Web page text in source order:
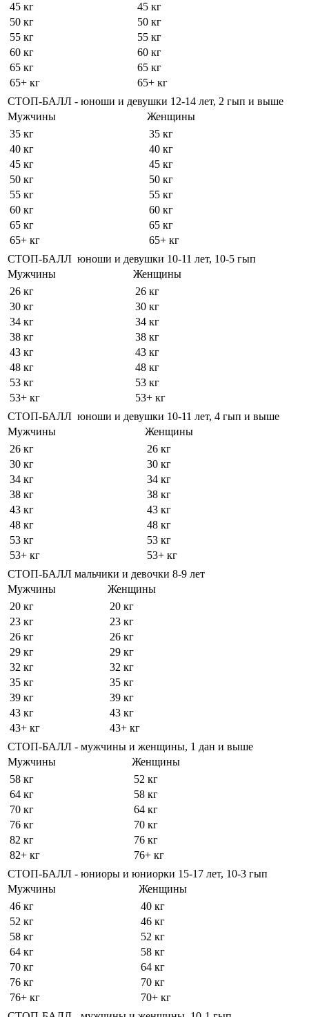
45 кг
50 кг
55 кг
60 кг
65 кг
65+ кг
45 кг
50 кг
55 кг
60 кг
65 кг
65+ кг
СТОП-БАЛЛ - юноши и девушки 12-14 лет, 2 гып и выше
Мужчины
Женщины
35 кг
40 кг
45 кг
50 кг
55 кг
60 кг
65 кг
65+ кг
35 кг
40 кг
45 кг
50 кг
55 кг
60 кг
65 кг
65+ кг
СТОП-БАЛЛ юноши и девушки 10-11 лет, 10-5 гып
Мужчины
Женщины
26 кг
30 кг
34 кг
38 кг
43 кг
48 кг
53 кг
53+ кг
26 кг
30 кг
34 кг
38 кг
43 кг
48 кг
53 кг
53+ кг
СТОП-БАЛЛ юноши и девушки 10-11 лет, 4 гып и выше
Мужчины
Женщины
26 кг
30 кг
34 кг
38 кг
43 кг
48 кг
53 кг
53+ кг
26 кг
30 кг
34 кг
38 кг
43 кг
48 кг
53 кг
53+ кг
СТОП-БАЛЛ мальчики и девочки 8-9 лет
Мужчины
Женщины
20 кг
23 кг
26 кг
29 кг
32 кг
35 кг
39 кг
43 кг
43+ кг
20 кг
23 кг
26 кг
29 кг
32 кг
35 кг
39 кг
43 кг
43+ кг
СТОП-БАЛЛ - мужчины и женщины, 1 дан и выше
Мужчины
Женщины
58 кг
64 кг
70 кг
76 кг
82 кг
82+ кг
52 кг
58 кг
64 кг
70 кг
76 кг
76+ кг
СТОП-БАЛЛ - юниоры и юниорки 15-17 лет, 10-3 гып
Мужчины
Женщины
46 кг
52 кг
58 кг
64 кг
70 кг
76 кг
76+ кг
40 кг
46 кг
52 кг
58 кг
64 кг
70 кг
70+ кг